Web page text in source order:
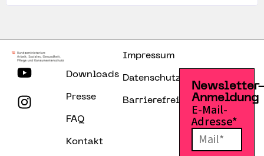
Downloads
Presse
FAQ
Kontakt
Impressum
Datenschutzerklärung
Barrierefreiheitserklärung
Anmeldung
E-Mail-
Adresse*